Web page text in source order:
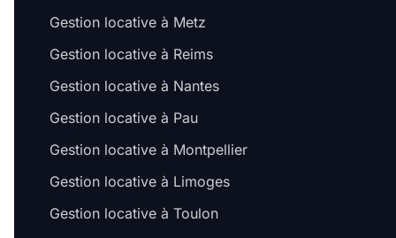
Gestion locative à Metz
Gestion locative à Reims
Gestion locative à Nantes
Gestion locative à Pau
Gestion locative à Montpellier
Gestion locative à Limoges
Gestion locative à Toulon